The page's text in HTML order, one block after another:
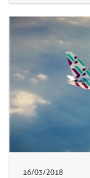
16/03/2018